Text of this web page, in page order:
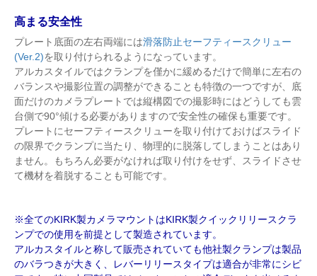
高まる安全性
プレート底面の左右両端には滑落防止セーフティースクリュー
(Ver.2)を取り付けられるようになっています。
アルカスタイルではクランプを僅かに緩めるだけで簡単に左右の
バランスや撮影位置の調整ができることも特徴の一つですが、底
面だけのカメラプレートでは縦構図での撮影時にはどうしても雲
台側で90°傾ける必要がありますので安全性の確保も重要です。
プレートにセーフティースクリューを取り付けておけばスライド
の限界でクランプに当たり、物理的に脱落してしまうことはあり
ません。もちろん必要がなければ取り付けをせず、スライドさせ
て機材を着脱することも可能です。
※全てのKIRK製カメラマウントはKIRK製クイックリリースクラ
ンプでの使用を前提として製造されています。
アルカスタイルと称して販売されていても他社製クランプは製品
のバラつきが大きく、レバーリリースタイプは適合が非常にシビ